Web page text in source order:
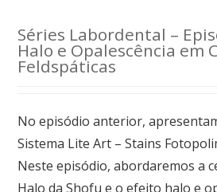
Séries Labordental –
Halo e Opalescência em
Feldspáticas
No episódio anterior,
Sistema Lite Art – Stains
Neste episódio, abordaremos a
Halo da Shofu e o efeito halo e